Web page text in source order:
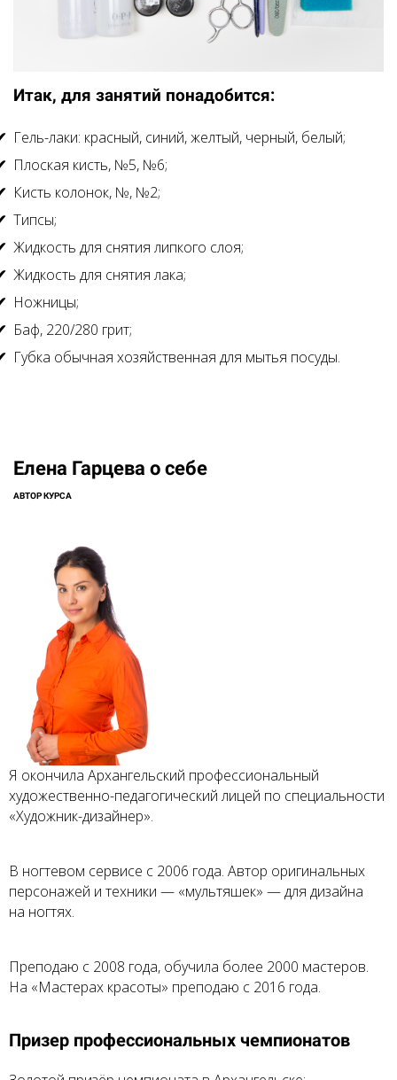
Итак, для занятий понадобится:
Гель-лаки: красный, синий, желтый, черный, белый;
Плоская кисть, №5, №6;
Кисть колонок, №, №2;
Типсы;
Жидкость для снятия липкого слоя;
Жидкость для снятия лака;
Ножницы;
Баф, 220/280 грит;
Губка обычная хозяйственная для мытья посуды.
Елена Гарцева о себе
АВТОР КУРСА
Я окончила Архангельский профессиональный
художественно-педагогический лицей по специальности
«Художник-дизайнер».
В ногтевом сервисе с 2006 года. Автор оригинальных
персонажей и техники — «мультяшек» — для дизайна
на ногтях.
Преподаю с 2008 года, обучила более 2000 мастеров.
На «Мастерах красоты» преподаю с 2016 года.
Призер профессиональных чемпионатов